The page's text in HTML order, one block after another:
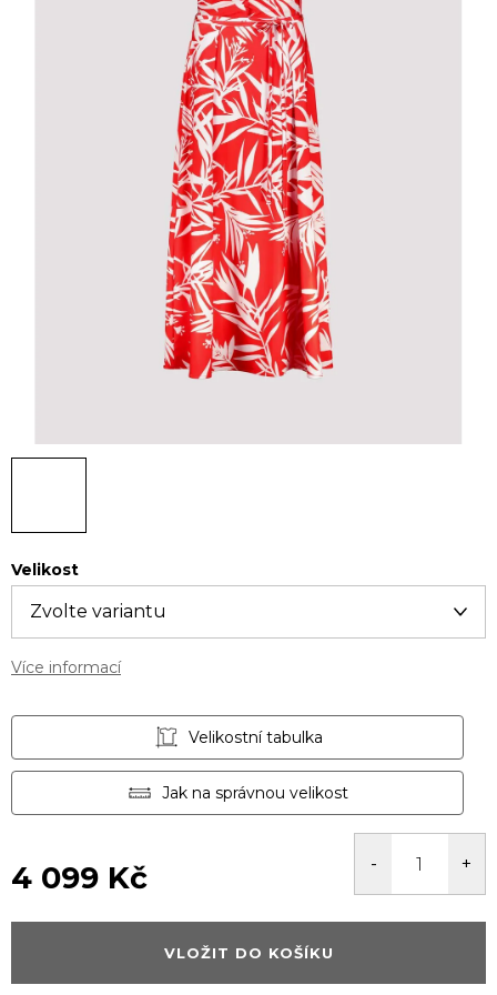
Velikost
Více informací
Velikostní tabulka
Jak na správnou velikost
4 099 Kč
cena:
VLOŽIT DO KOŠÍKU